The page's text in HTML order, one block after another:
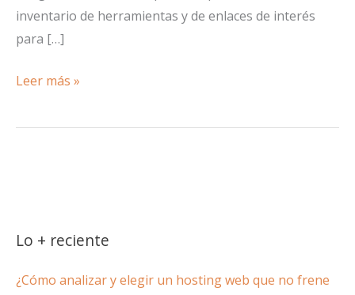
inventario de herramientas y de enlaces de interés
para […]
Semantic
herramientas
Leer más »
Lo + reciente
¿Cómo analizar y elegir un hosting web que no frene